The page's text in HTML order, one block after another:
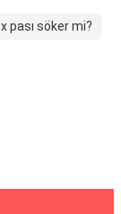
pası söker mi?